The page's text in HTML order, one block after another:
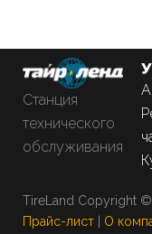
Станция
технического
обслуживания
TireLand Copyright ©
Прайс-лист
О